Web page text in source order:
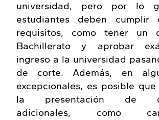
universidad, pero por lo
estudiantes deben cumplir
requisitos, como tener un
Bachillerato y aprobar
ingreso a la universidad
de corte. Además, en
excepcionales, es posible
la presentación de
adicionales, como